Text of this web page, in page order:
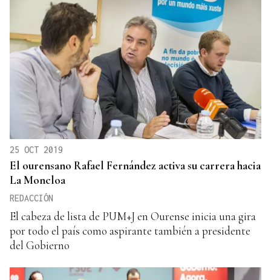
25 OCT 2019
El ourensano Rafael Fernández activa su carrera hacia
La Moncloa
REDACCIÓN
El cabeza de lista de PUM+J en Ourense inicia una gira
por todo el país como aspirante también a presidente
del Gobierno